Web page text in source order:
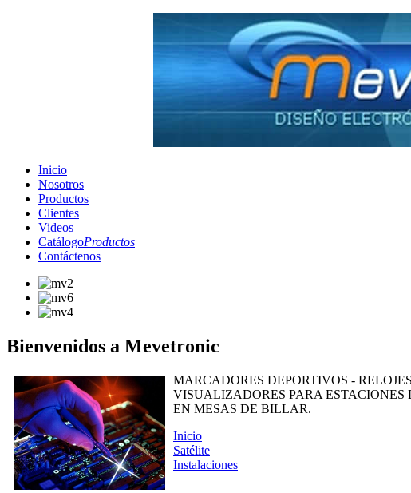
Inicio
Nosotros
Productos
Clientes
Videos
CatálogoProductos
Contáctenos
Bienvenidos a Mevetronic
MARCADORES DEPORTIVOS -
VISUALIZADORES PARA
EN MESAS DE BILLAR.
Inicio
Satélite
Instalaciones